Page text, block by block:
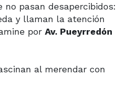
no pasan desapercibidos:
y llaman la atención
por Av. Pueyrredón
al merendar con